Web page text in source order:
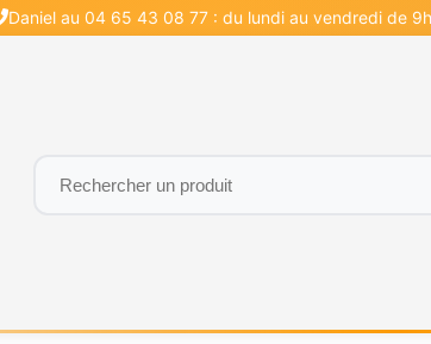
Daniel au 04 65 43 08 77 : du lundi au vendredi de